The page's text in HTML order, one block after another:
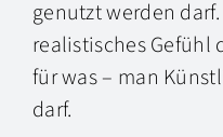
genutzt werden
realistisches Gefühl
für was – man
darf.